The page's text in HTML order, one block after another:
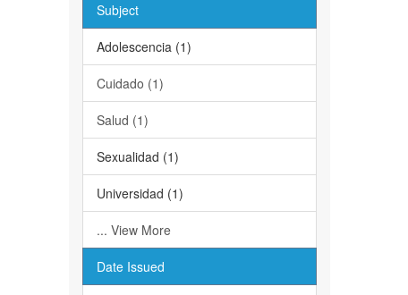
Subject
Adolescencia (1)
Cuidado (1)
Salud (1)
Sexualidad (1)
Universidad (1)
... View More
Date Issued